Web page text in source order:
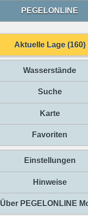
PEGELONLINE
Aktuelle Lage (160)
Wasserstände
Suche
Karte
Favoriten
Einstellungen
Hinweise
Über PEGELONLINE